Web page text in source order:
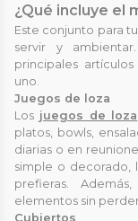
¿Qué incluye el
Este conjunto para
servir y
principales
uno.
Juegos de loza
Los juegos de loza
platos, bowls,
diarias o en
simple o decorado,
prefieras.
elementos sin
Cubiertos